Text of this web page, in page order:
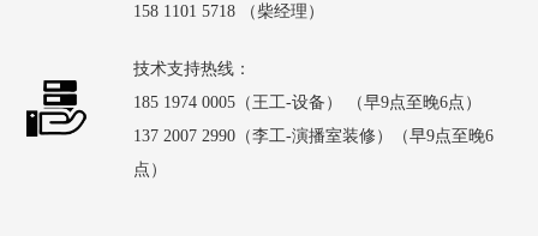
158 1101 5718 （柴经理）
技术支持热线：
185 1974 0005（王工-设备） （早9点至晚6点）
137 2007 2990（李工-演播室装修）（早9点至晚6
点）